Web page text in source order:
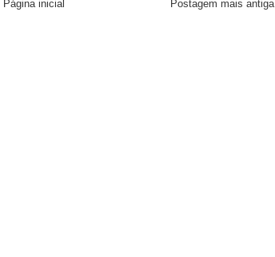
Postagem mais antiga
Página inicial